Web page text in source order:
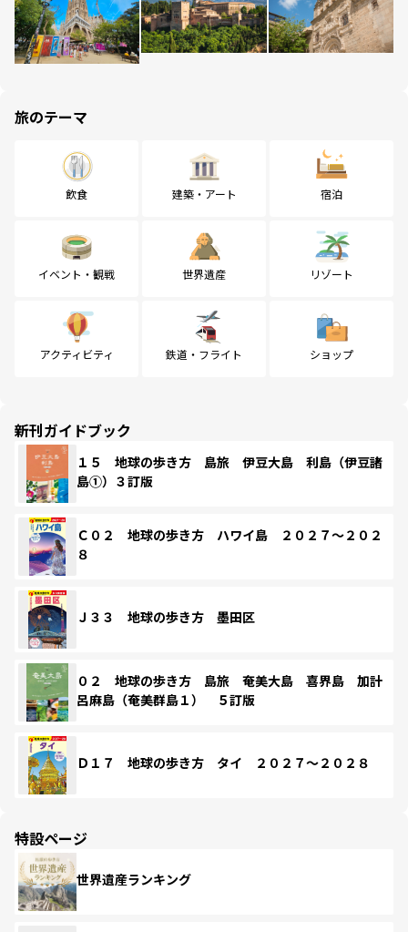
旅のテーマ
飲食 建築・アート 宿泊
イベント・観戦 世界遺産 リゾート
アクティビティ 鉄道・フライト ショップ
新刊ガイドブック
１５ 地球の歩き方 島旅 伊豆大島 利島（伊豆諸
島①）３訂版
Ｃ０２ 地球の歩き方 ハワイ島 ２０２７～２０２
８
Ｊ３３ 地球の歩き方 墨田区
０２ 地球の歩き方 島旅 奄美大島 喜界島 加計
呂麻島（奄美群島１） ５訂版
Ｄ１７ 地球の歩き方 タイ ２０２７～２０２８
特設ページ
世界遺産ランキング